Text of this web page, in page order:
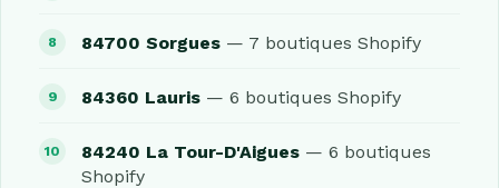
84700 Sorgues — 7 boutiques Shopify
84360 Lauris — 6 boutiques Shopify
84240 La Tour-D'Aigues — 6 boutiques
Shopify